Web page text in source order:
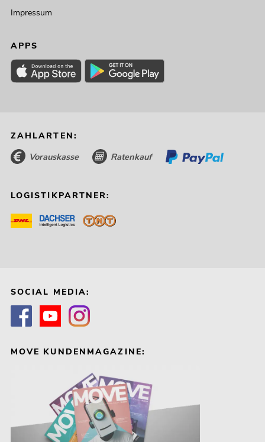
Impressum
APPS
ZAHLARTEN:
Vorauskasse Ratenkauf
LOGISTIKPARTNER:
SOCIAL MEDIA:
MOVE KUNDENMAGAZINE: